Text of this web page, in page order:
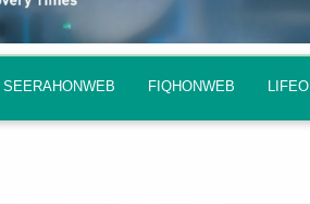
SEERAHONWEB FIQHONWEB